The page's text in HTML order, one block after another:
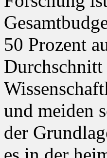
50 Prozent
Durchschnitt
und meiden
der